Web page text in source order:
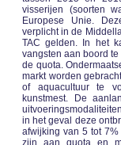
visserijen (soorten
Europese Unie.
verplicht in de
TAC gelden. In het
vangsten aan boord
de quota.
markt worden
of aquacultuur te
kunstmest. De
in het geval deze
afwijking van 5 tot
zijn aan quota en